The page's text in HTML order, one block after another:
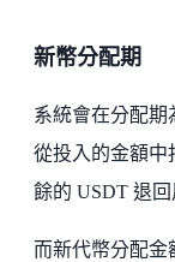
新幣分配期
系統會在分配期
從投入的金額中
餘的 USDT 退回
而新代幣分配金